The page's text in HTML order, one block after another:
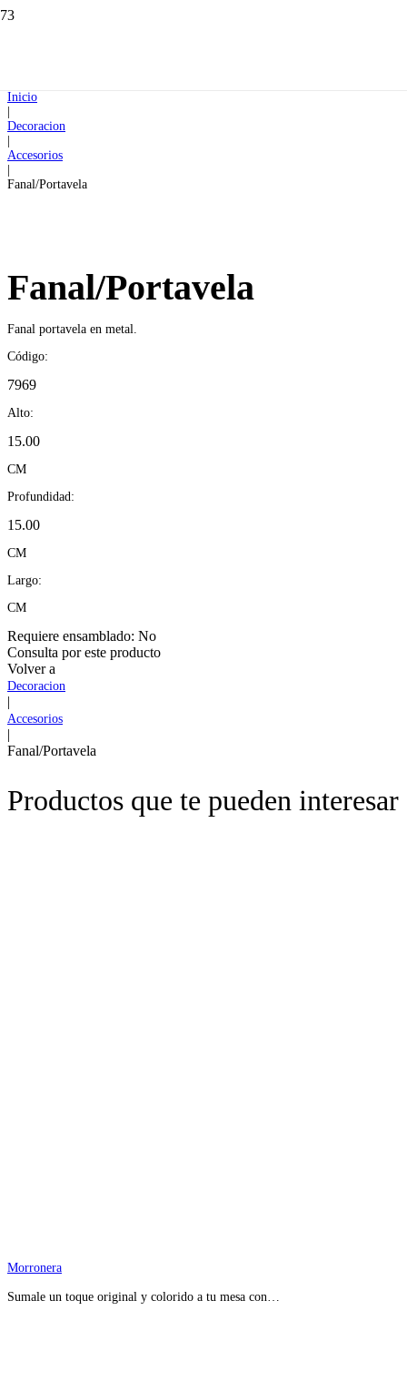
Inicio
Decoracion
Accesorios
Fanal/Portavela
Fanal/Portavela
Fanal portavela en metal.
Código:
7969
Alto:
15.00
CM
Profundidad:
15.00
CM
Largo:
CM
Requiere ensamblado: No
Consulta por este producto
Volver a
Decoracion
|
Accesorios
|
Fanal/Portavela
Productos que te pueden interesar
Morronera
Sumale un toque original y colorido a tu mesa con…